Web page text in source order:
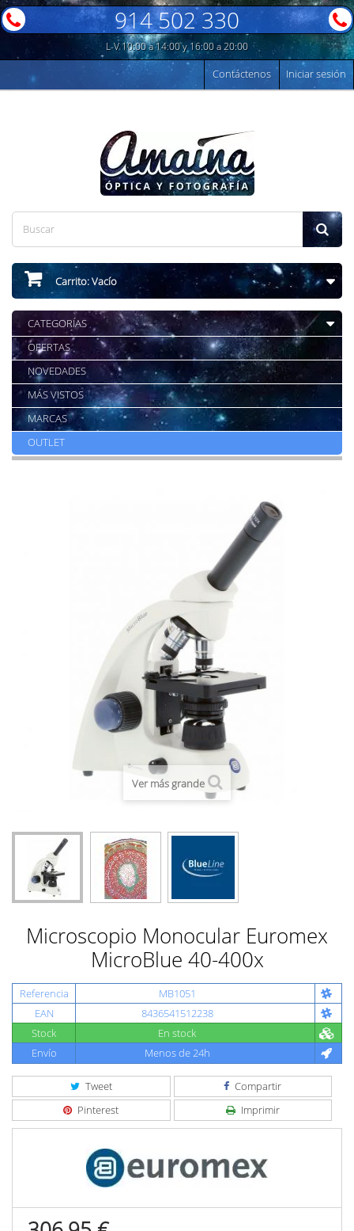
914 502 330
L-V 10:00 a 14:00 y 16:00 a 20:00
Iniciar sesión
Contáctenos
Carrito:Vacío
CATEGORÍAS
OFERTAS
NOVEDADES
MÁS VISTOS
MARCAS
OUTLET
Ver más grande
Microscopio Monocular Euromex
MicroBlue 40-400x
Referencia
MB1051
EAN
8436541512238
Stock
En stock
Envío
Menos de 24h
Tweet
Compartir
Pinterest
Imprimir